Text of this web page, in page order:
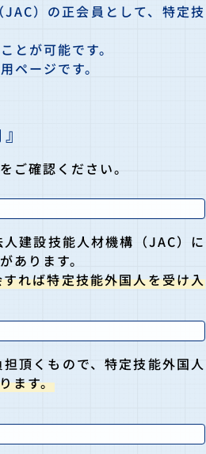
）の正会員として、特定技
とが可能です。
ページです。
ご確認ください。
建設技能人材機構（JAC）に
ります。
れば特定技能外国人を受け入
頂くもので、特定技能外国人
ます。